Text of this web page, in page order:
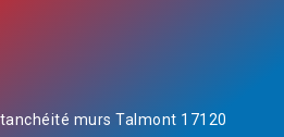
murs Talmont 17120